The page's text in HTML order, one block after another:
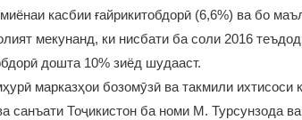
касбии ғайрикитобдорӣ (6,6%) ва бо
мекунанд, ки нисбати ба соли 2016
дошта 10% зиёд шудааст.
марказҳои бозомӯзӣ ва такмили
санъати Тоҷикистон ба номи М. Турсунзода